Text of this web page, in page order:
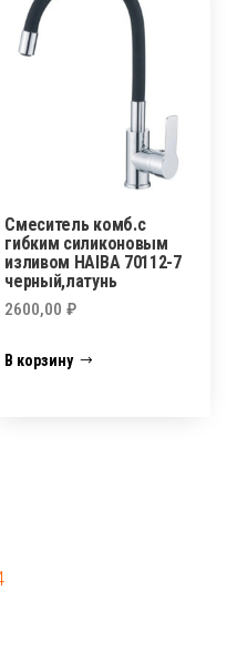
Смеситель комб.с
гибким силиконовым
изливом HAIBA 70112-7
черный,латунь
2600,00₽
В корзину